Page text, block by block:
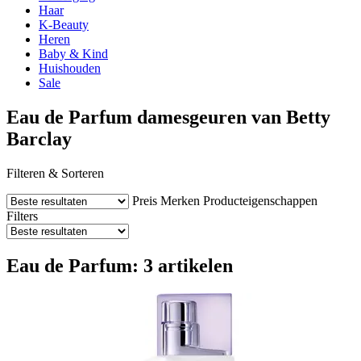
Haar
K-Beauty
Heren
Baby & Kind
Huishouden
Sale
Eau de Parfum damesgeuren van Betty
Barclay
Filteren & Sorteren
Preis Merken Producteigenschappen
Filters
Eau de Parfum: 3 artikelen